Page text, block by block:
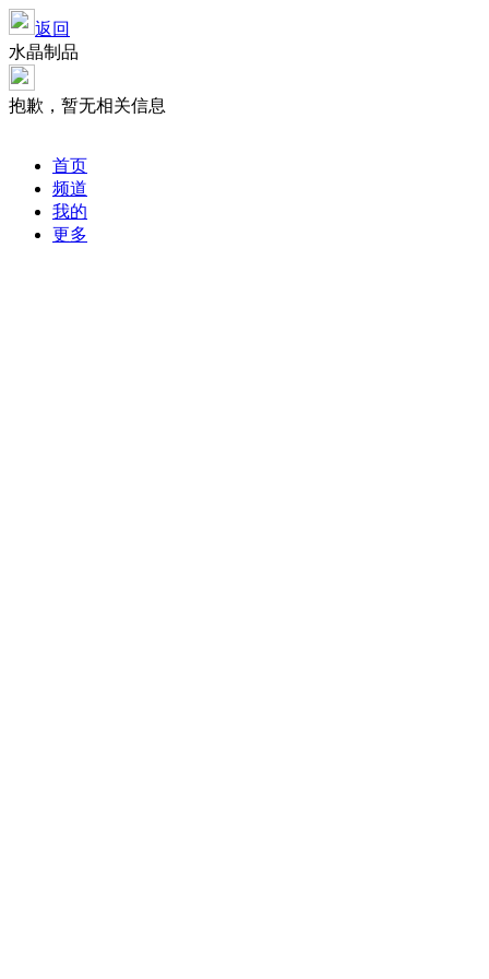
返回
水晶制品
抱歉，暂无相关信息
首页
频道
我的
更多